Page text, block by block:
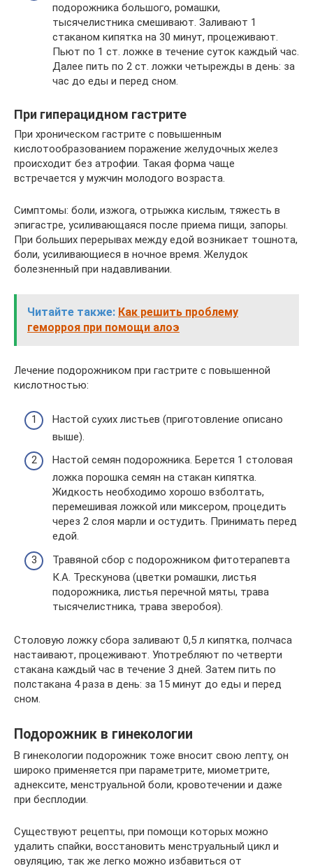
подорожника большого, ромашки,
тысячелистника смешивают. Заливают 1
стаканом кипятка на 30 минут, процеживают.
Пьют по 1 ст. ложке в течение суток каждый час.
Далее пить по 2 ст. ложки четырежды в день: за
час до еды и перед сном.
При гиперацидном гастрите
При хроническом гастрите с повышенным
кислотообразованием поражение желудочных желез
происходит без атрофии. Такая форма чаще
встречается у мужчин молодого возраста.
Симптомы: боли, изжога, отрыжка кислым, тяжесть в
эпигастре, усиливающаяся после приема пищи, запоры.
При больших перерывах между едой возникает тошнота,
боли, усиливающиеся в ночное время. Желудок
болезненный при надавливании.
Читайте также: Как решить проблему
геморроя при помощи алоэ
Лечение подорожником при гастрите с повышенной
кислотностью:
Настой сухих листьев (приготовление описано
выше).
Настой семян подорожника. Берется 1 столовая
ложка порошка семян на стакан кипятка.
Жидкость необходимо хорошо взболтать,
перемешивая ложкой или миксером, процедить
через 2 слоя марли и остудить. Принимать перед
едой.
Травяной сбор с подорожником фитотерапевта
К.А. Трескунова (цветки ромашки, листья
подорожника, листья перечной мяты, трава
тысячелистника, трава зверобоя).
Столовую ложку сбора заливают 0,5 л кипятка, полчаса
настаивают, процеживают. Употребляют по четверти
стакана каждый час в течение 3 дней. Затем пить по
полстакана 4 раза в день: за 15 минут до еды и перед
сном.
Подорожник в гинекологии
В гинекологии подорожник тоже вносит свою лепту, он
широко применяется при параметрите, миометрите,
аднексите, менструальной боли, кровотечении и даже
при бесплодии.
Существуют рецепты, при помощи которых можно
удалить спайки, восстановить менструальный цикл и
овуляцию, так же легко можно избавиться от